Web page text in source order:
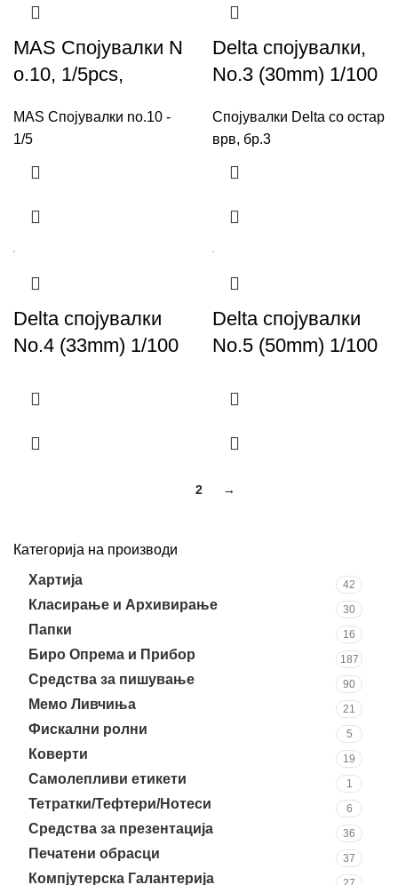
Категорија на производи
Хартија
42
Класирање и Архивирање 30
Папки 16
Биро Опрема и Прибор 187
Средства за пишување 90
Мемо Ливчиња 21
Фискални ролни 5
Коверти 19
Самолепливи етикети 1
Тетратки/Тефтери/Нотеси 6
Средства за презентација 36
Печатени обрасци 37
Компјутерска Галантерија
MAS Спојувалки N
o.10, 1/5pcs,
MAS Спојувалки no.10 -
1/5
Delta спојувалки,
No.3 (30mm) 1/100
Спојувалки Delta со остар
врв, бр.3
Delta спојувалки
No.4 (33mm) 1/100
Delta спојувалки
No.5 (50mm) 1/100
2 →